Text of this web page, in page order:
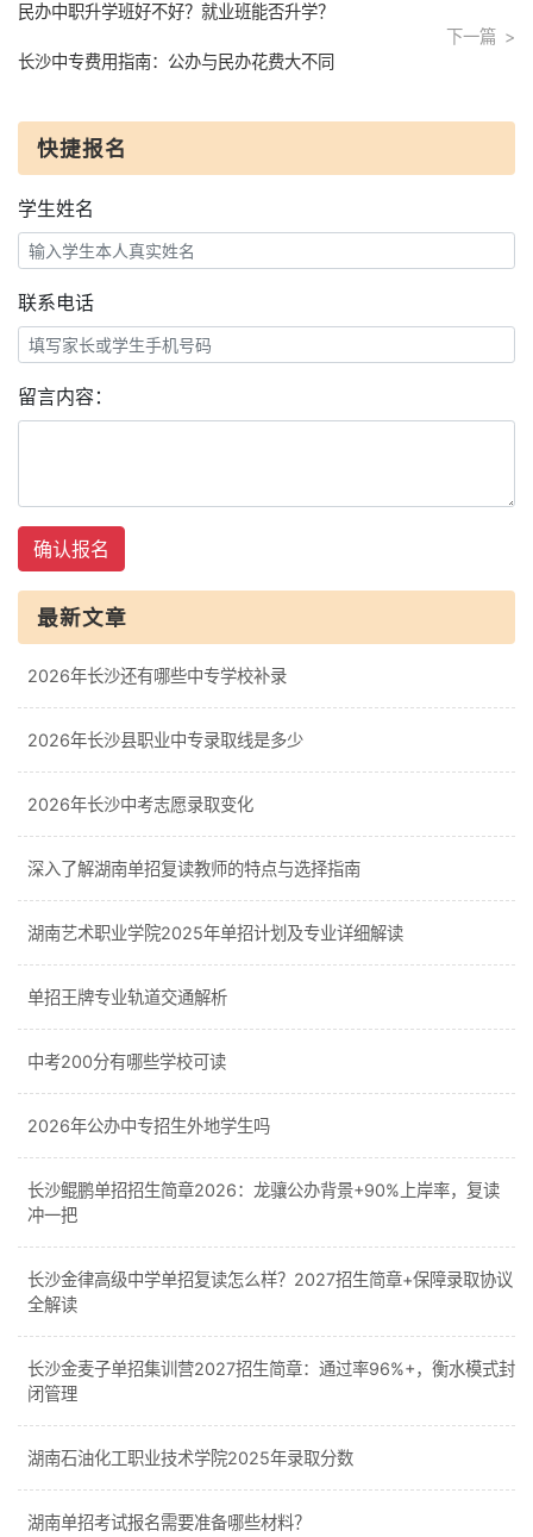
民办中职升学班好不好？就业班能否升学？
下一篇
长沙中专费用指南：公办与民办花费大不同
快捷报名
学生姓名
联系电话
留言内容：
确认报名
最新文章
2026年长沙还有哪些中专学校补录
2026年长沙县职业中专录取线是多少
2026年长沙中考志愿录取变化
深入了解湖南单招复读教师的特点与选择指南
湖南艺术职业学院2025年单招计划及专业详细解读
单招王牌专业轨道交通解析
中考200分有哪些学校可读
2026年公办中专招生外地学生吗
长沙鲲鹏单招招生简章2026：龙骧公办背景+90%上岸率，复读
冲一把
长沙金律高级中学单招复读怎么样？2027招生简章+保障录取协议
全解读
长沙金麦子单招集训营2027招生简章：通过率96%+，衡水模式封
闭管理
湖南石油化工职业技术学院2025年录取分数
湖南单招考试报名需要准备哪些材料？